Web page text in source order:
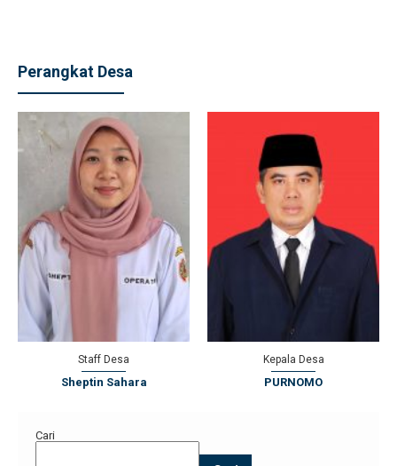
Perangkat Desa
Staff Desa
Sheptin Sahara
Kepala Desa
PURNOMO
Cari